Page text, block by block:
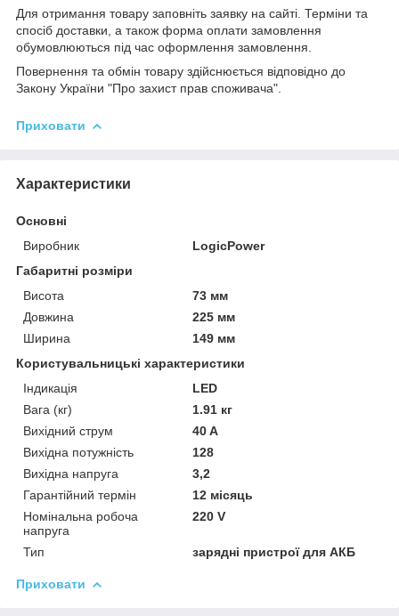
Для отримання товару заповніть заявку на сайті. Терміни та
спосіб доставки, а також форма оплати замовлення
обумовлюються під час оформлення замовлення.
Повернення та обмін товару здійснюється відповідно до
Закону України "Про захист прав споживача".
Приховати
Характеристики
Основні
Виробник
LogicPower
Габаритні розміри
Висота
73 мм
Довжина
225 мм
Ширина
149 мм
Користувальницькі характеристики
Індикація
LED
Вага (кг)
1.91 кг
Вихідний струм
40 A
Вихідна потужність
128
Вихідна напруга
3,2
Гарантійний термін
12 місяць
Номінальна робоча
напруга
220 V
Тип зарядні пристрої для АКБ
Приховати